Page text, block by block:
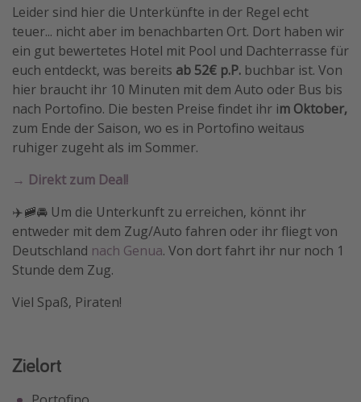
Silvesterreisen
Last Minute Urlaub Mallorca
Last Minute Urlaub Deutschland
Leider sind hier die Unterkünfte in der Regel echt
teuer... nicht aber im benachbarten Ort. Dort haben wir
ein gut bewertetes Hotel mit Pool und Dachterrasse für
euch entdeckt, was bereits ab 52€ p.P. buchbar ist. Von
hier braucht ihr 10 Minuten mit dem Auto oder Bus bis
nach Portofino. Die besten Preise findet ihr im Oktober,
zum Ende der Saison, wo es in Portofino weitaus
ruhiger zugeht als im Sommer.
→ Direkt zum Deal!
✈️🚞🚘 Um die Unterkunft zu erreichen, könnt ihr
entweder mit dem Zug/Auto fahren oder ihr fliegt von
Deutschland nach Genua. Von dort fahrt ihr nur noch 1
Stunde dem Zug.
Viel Spaß, Piraten!
Zielort